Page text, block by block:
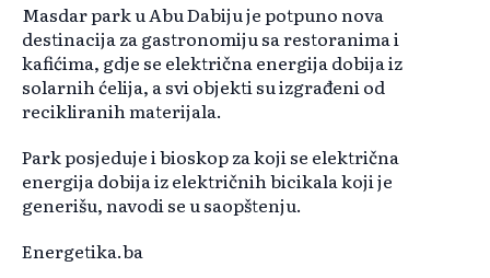
Masdar park u Abu Dabiju je potpuno nova
destinacija za gastronomiju sa restoranima i
kafićima, gdje se električna energija dobija iz
solarnih ćelija, a svi objekti su izgrađeni od
recikliranih materijala.
Park posjeduje i bioskop za koji se električna
energija dobija iz električnih bicikala koji je
generišu, navodi se u saopštenju.
Energetika.ba